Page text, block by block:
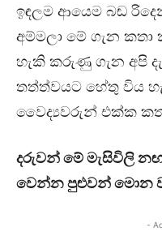
ඉඳලම ආයෙම බඬ
අම්මලා මේ ගැන
හැකි කරුණු ගැන අපි
තත්ත්වයට හේතු විය
වෛද්‍යවරුන් එක්ක
දරුවන් මේ මැසිවිලි
වෙන්න පුළුවන් මොන
-